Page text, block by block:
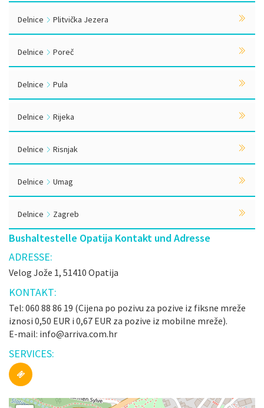
Delnice Plitvička Jezera
Delnice Poreč
Delnice Pula
Delnice Rijeka
Delnice Risnjak
Delnice Umag
Delnice Zagreb
Bushaltestelle Opatija Kontakt und Adresse
ADRESSE:
Velog Jože 1, 51410 Opatija
KONTAKT:
Tel: 060 88 86 19 (Cijena po pozivu za pozive iz fiksne mreže
iznosi 0,50 EUR i 0,67 EUR za pozive iz mobilne mreže).
E-mail: info@arriva.com.hr
SERVICES: